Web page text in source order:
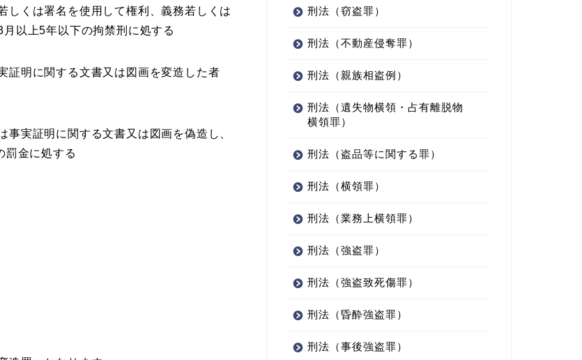
しくは署名を使用して権利、義務若しくは
以上5年以下の拘禁刑に処する
証明に関する文書又は図画を変造した者
実証明に関する文書又は図画を偽造し、
罰金に処する
刑法（窃盗罪）
刑法（不動産侵奪罪）
刑法（親族相盗例）
刑法（遺失物横領・占有離脱物
横領罪）
刑法（盗品等に関する罪）
刑法（横領罪）
刑法（業務上横領罪）
刑法（強盗罪）
刑法（強盗致死傷罪）
刑法（昏酔強盗罪）
刑法（事後強盗罪）